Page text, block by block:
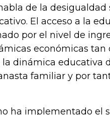
de la desigualdad
El acceso a la
por el nivel de
económicas tan
dinámica educativa
familiar y por
ha implementado el